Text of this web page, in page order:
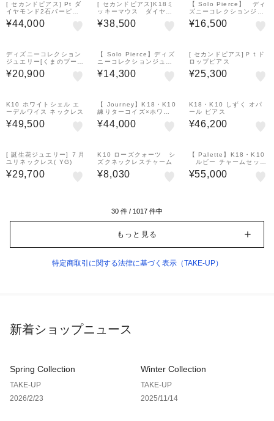
[ セカンドピアス] Pt ダ
イヤモンド2石バーピア
ス0. 04ct
¥44,000
[ セカンドピアス]K18ミ
ッキーマウス ダイヤモ
ンドハーフセカンドピア
ス（ YG)
¥38,500
【 Solo Pierce】 ディ
ズニーコレクションジュ
エリー［ラプンツェル］
ピアス(Cherish)
¥16,500
ディズニーコレクション
ジュエリー[くまのプーさ
ん]イヤーカフ(Melting)
¥20,900
【 Solo Pierce】ディズ
ニーコレクションジュエ
リー[トイ・ストーリー]
ピアス
¥14,300
[ セカンドピアス]Ｐｔド
ロップピアス
¥25,300
K10 ホワイトシェル エ
ーデルワイス ネックレス
¥49,500
【 Journey】K18・K10
練りターコイズ×ホワイ
トクォーツ ピアス ブル
ーモスク
¥44,000
K18・K10 しずく オパ
ール ピアス
¥46,200
[ 誕生花ジュエリー] ７月
ユリネックレス( YG)
¥29,700
K10 ローズクォーツ シ
ズクネックレスチャーム
¥8,030
【 Palette】K18・K10
ルビー チャームセッ
ト ピアス［ Twilight］
( YG)
¥55,000
30 件 / 1017 件中
もっと見る
特定商取引に関する法律に基づく表示（TAKE-UP）
新着ショップニュース
Spring Collection
TAKE-UP
2026/2/23
Winter Collection
TAKE-UP
2025/11/14